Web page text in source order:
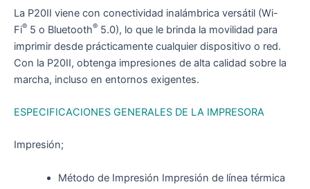
La P20II viene con conectividad inalámbrica versátil (Wi-
Fi® 5 o Bluetooth® 5.0), lo que le brinda la movilidad para
imprimir desde prácticamente cualquier dispositivo o red.
Con la P20II, obtenga impresiones de alta calidad sobre la
marcha, incluso en entornos exigentes.
ESPECIFICACIONES GENERALES DE LA IMPRESORA
Impresión;
Método de Impresión Impresión de línea térmica